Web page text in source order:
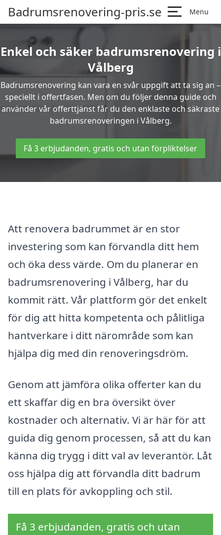
Badrumsrenovering-pris.se Menu
Enkel och säker badrumsrenovering i
Vålberg
Badrumsrenovering kan vara en svår uppgift att ta sig an –
speciellt i offertfasen. Men om du följer denna guide och
använder vår offerttjänst får du den enklaste och säkraste
badrumsrenoveringen i Vålberg.
Få 3 erbjudanden, gratis och utan förpliktelser
Att renovera badrummet är en stor
investering som kan förvandla ditt hem
och öka dess värde. Om du planerar en
badrumsrenovering i Vålberg, har du
kommit rätt. Vår plattform gör det enkelt
för dig att hitta kompetenta och pålitliga
hantverkare i ditt närområde som kan
hjälpa dig med din renoveringsdröm.
Genom att jämföra olika offerter kan du
ett skaffar dig en bra översikt över
kostnader och alternativ. Vi är här för att
guida dig genom processen, så att du kan
känna dig trygg i ditt val av leverantör. Låt
oss hjälpa dig att förvandla ditt badrum
till en plats för avkoppling och stil.
Få 3 erbjudanden, gratis och utan